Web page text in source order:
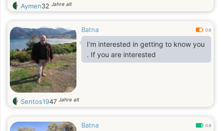
Aymen32 Jahre alt
Batna 0.6
I'm interested in getting to know you
. If you are interested
Sentos1947 Jahre alt
Batna 0.8